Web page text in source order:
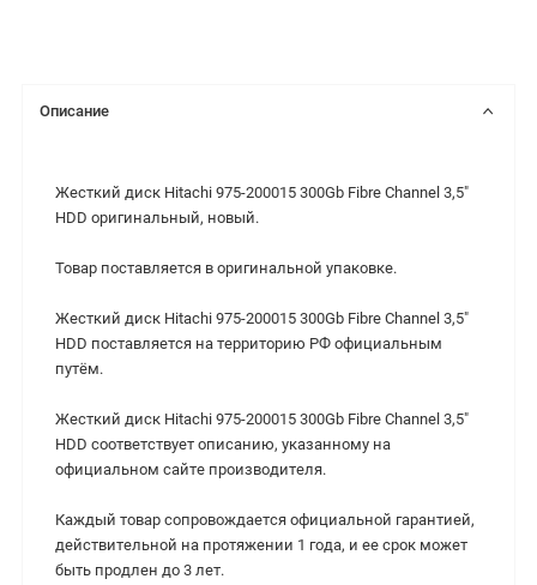
Описание
Жесткий диск Hitachi 975-200015 300Gb Fibre Channel 3,5"
HDD оригинальный, новый.
Товар поставляется в оригинальной упаковке.
Жесткий диск Hitachi 975-200015 300Gb Fibre Channel 3,5"
HDD поставляется на территорию РФ официальным
путём.
Жесткий диск Hitachi 975-200015 300Gb Fibre Channel 3,5"
HDD cоответствует описанию, указанному на
официальном сайте производителя.
Каждый товар сопровождается официальной гарантией,
действительной на протяжении 1 года, и ее срок может
быть продлен до 3 лет.